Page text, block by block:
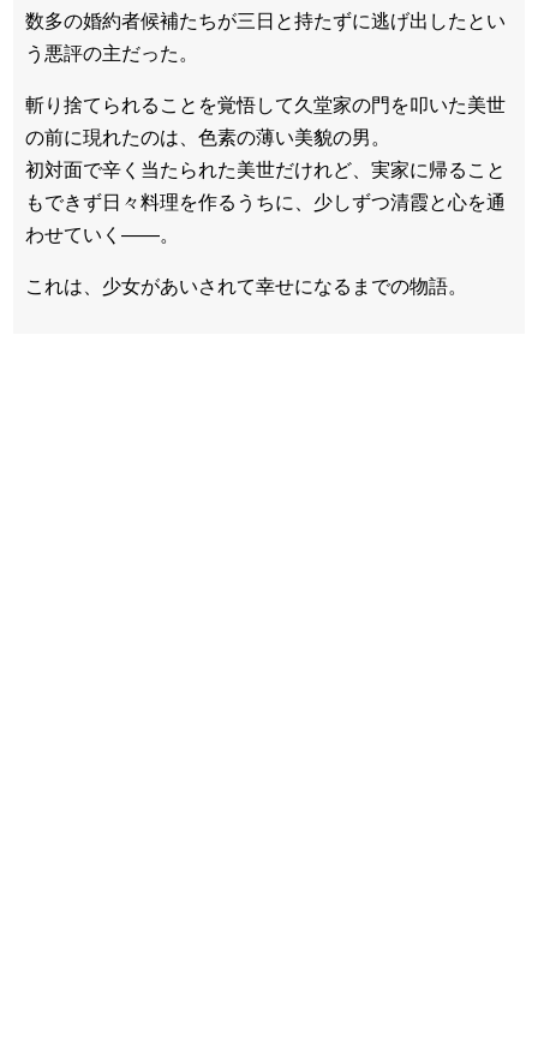
数多の婚約者候補たちが三日と持たずに逃げ出したとい
う悪評の主だった。
斬り捨てられることを覚悟して久堂家の門を叩いた美世
の前に現れたのは、色素の薄い美貌の男。
初対面で辛く当たられた美世だけれど、実家に帰ること
もできず日々料理を作るうちに、少しずつ清霞と心を通
わせていく――。
これは、少女があいされて幸せになるまでの物語。